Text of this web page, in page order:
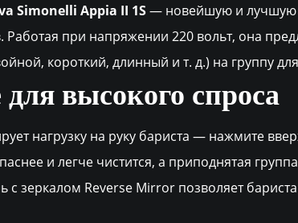
Simonelli Appia II 1S— новейшую и лучшую
Работая при напряжении 220 вольт, она
короткий, длинный и т. д.) на группу
высокого спроса
нагрузку на руку бариста — нажмите
и легче чистится, а приподнятая
с зеркалом Reverse Mirror позволяет